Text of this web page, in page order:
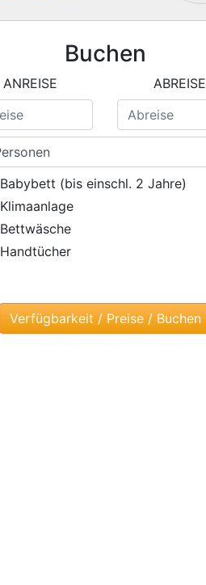
Buchen
ANREISE ABREISE
Babybett (bis einschl. 2 Jahre)
Klimaanlage
Bettwäsche
Handtücher